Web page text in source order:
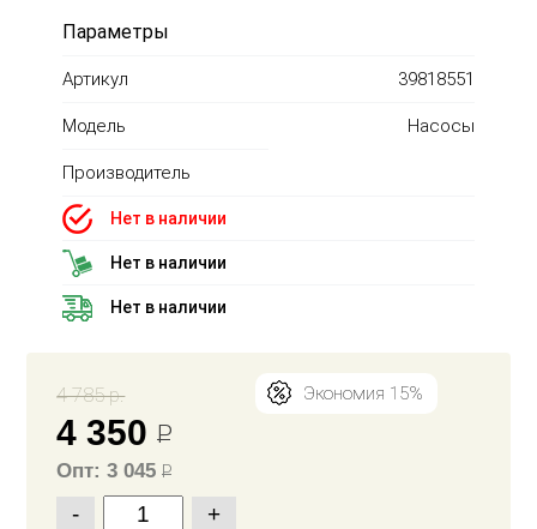
Параметры
Артикул 39818551
Модель Насосы
Производитель
Нет в наличии
Нет в наличии
Нет в наличии
4 785 р. Экономия 15%
4 350Р
Опт: 3 045Р
- +